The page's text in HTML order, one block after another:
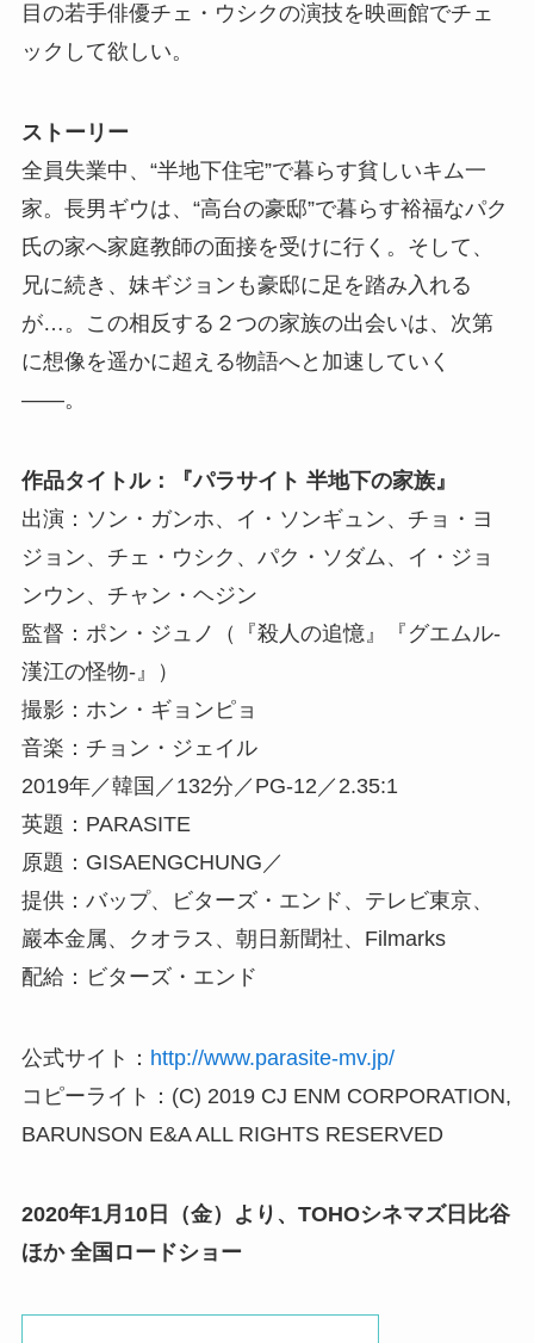
目の若手俳優チェ・ウシクの演技を映画館でチェ
ックして欲しい。
ストーリー
全員失業中、“半地下住宅”で暮らす貧しいキム一
家。長男ギウは、“高台の豪邸”で暮らす裕福なパク
氏の家へ家庭教師の面接を受けに行く。そして、
兄に続き、妹ギジョンも豪邸に足を踏み入れる
が…。この相反する２つの家族の出会いは、次第
に想像を遥かに超える物語へと加速していく
――。
作品タイトル：『パラサイト 半地下の家族』
出演：ソン・ガンホ、イ・ソンギュン、チョ・ヨ
ジョン、チェ・ウシク、パク・ソダム、イ・ジョ
ンウン、チャン・ヘジン
監督：ポン・ジュノ（『殺人の追憶』『グエムル-
漢江の怪物-』）
撮影：ホン・ギョンピョ
音楽：チョン・ジェイル
2019年／韓国／132分／PG-12／2.35:1
英題：PARASITE
原題：GISAENGCHUNG／
提供：バップ、ビターズ・エンド、テレビ東京、
巖本金属、クオラス、朝日新聞社、Filmarks
配給：ビターズ・エンド
公式サイト： http://www.parasite-mv.jp/
コピーライト：(C) 2019 CJ ENM CORPORATION,
BARUNSON E&A ALL RIGHTS RESERVED
2020年1月10日（金）より、TOHOシネマズ日比谷
ほか 全国ロードショー